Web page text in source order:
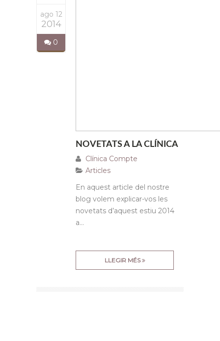
ago 12
2014
0
NOVETATS A LA CLÍNICA
Clínica Compte
Articles
En aquest article del nostre
blog volem explicar-vos les
novetats d’aquest estiu 2014
a...
LLEGIR MÉS